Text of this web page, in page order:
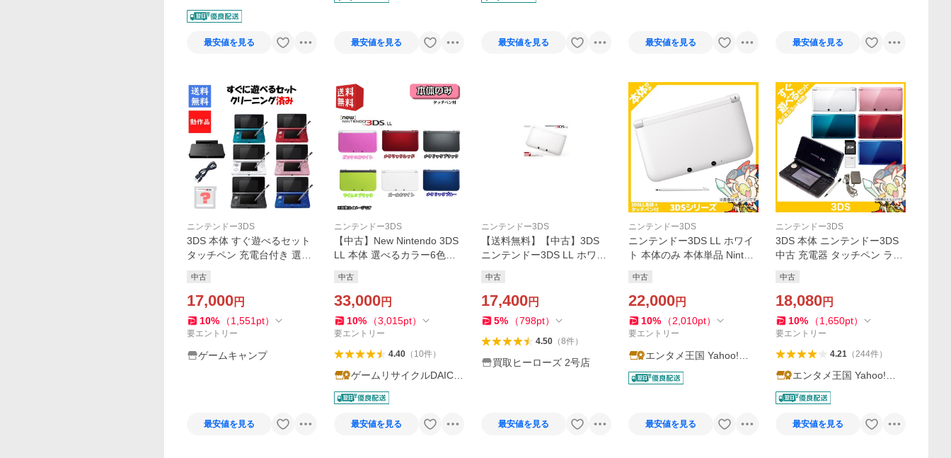
ョッピング店
最安値を見る 最安値を見る 最安値を見る 最安値を見る 最安値を見る
ニンテンドー3DS
3DS 本体 すぐ遊べるセット
タッチペン 充電台付き 選べ
DS中古
中古
17,000円
10% （1,551 pt）
要エントリー
ゲームキャンプ
最安値を見る
ニンテンドー3DS
【中古】New Nintendo 3DS
LL 本体 選べるカラー6色
中古
33,000円
10% （3,015pt）
要エントリー
4.40（ 10件）
ゲームリサイクルDAICH
U
最安値を見る
ニンテンドー3DS
【送料無料】【中古】3DS
ニンテンドー3DS LL ホワイ
中古
17,400円
5% （798pt）
4.50（8件）
買取ヒーローズ 2号店
最安値を見る
ニンテンドー3DS
ニンテンドー3DS LL ホワイ
ト 本体のみ 本体単品 Ninten
中古
22,000円
10% （2,010pt）
要エントリー
エンタメ王国 Yahoo!シ
ョッピング店
最安値を見る
ニンテンドー3DS
3DS 本体 ニンテンドー3DS
中古 充電器 タッチペン ラン
ト すぐ遊べるセット
中古
18,080円
10% （1,650pt）
要エントリー
4.21（244件）
エンタメ王国 Yahoo!シ
ョッピング店
最安値を見る